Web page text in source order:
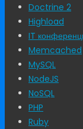
Doctrine 2
Highload
IT
Memcached
MySQL
NodeJS
NoSQL
PHP
Ruby